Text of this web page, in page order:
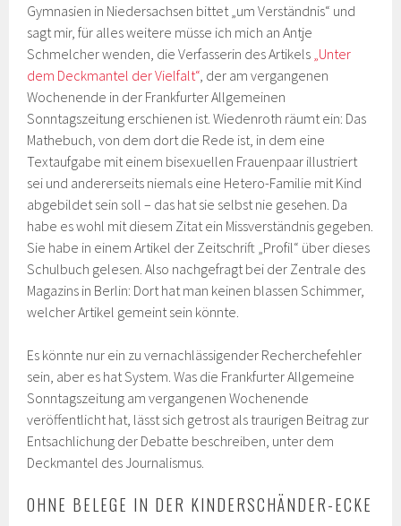
Gymnasien in Niedersachsen bittet „um Verständnis“ und
sagt mir, für alles weitere müsse ich mich an Antje
Schmelcher wenden, die Verfasserin des Artikels „Unter
dem Deckmantel der Vielfalt“ , der am vergangenen
Wochenende in der Frankfurter Allgemeinen
Sonntagszeitung erschienen ist. Wiedenroth räumt ein: Das
Mathebuch, von dem dort die Rede ist, in dem eine
Textaufgabe mit einem bisexuellen Frauenpaar illustriert
sei und andererseits niemals eine Hetero-Familie mit Kind
abgebildet sein soll – das hat sie selbst nie gesehen. Da
habe es wohl mit diesem Zitat ein Missverständnis gegeben.
Sie habe in einem Artikel der Zeitschrift „Profil“ über dieses
Schulbuch gelesen. Also nachgefragt bei der Zentrale des
Magazins in Berlin: Dort hat man keinen blassen Schimmer,
welcher Artikel gemeint sein könnte.
Es könnte nur ein zu vernachlässigender Recherchefehler
sein, aber es hat System. Was die Frankfurter Allgemeine
Sonntagszeitung am vergangenen Wochenende
veröffentlicht hat, lässt sich getrost als traurigen Beitrag zur
Entsachlichung der Debatte beschreiben, unter dem
Deckmantel des Journalismus.
OHNE BELEGE IN DER KINDERSCHÄNDER-ECKE